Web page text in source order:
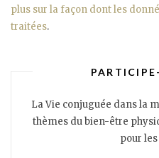
plus sur la façon dont les
traitées.
La Vie conjuguée dans la
thèmes du bien-être
pour